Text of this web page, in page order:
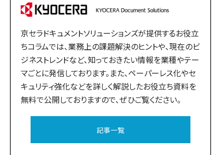
京セラドキュメントソリューションズが提供するお役立
ちコラムでは、業務上の課題解決のヒントや、現在のビ
ジネストレンドなど、知っておきたい情報を業種やテー
マごとに発信しております。また、ペーパーレス化やセ
キュリティ強化などを詳しく解説したお役立ち資料を
無料で公開しておりますので、ぜひご覧ください。
記事一覧